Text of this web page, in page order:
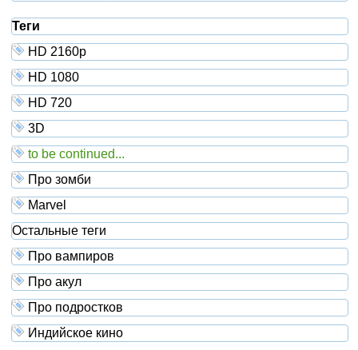
Теги
HD 2160р
HD 1080
HD 720
3D
to be continued...
Про зомби
Marvel
Остальные теги
Про вампиров
Про акул
Про подростков
Индийское кино